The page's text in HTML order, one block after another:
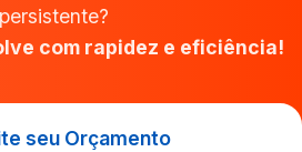
persistente?
com rapidez e eficiência!
seu Orçamento